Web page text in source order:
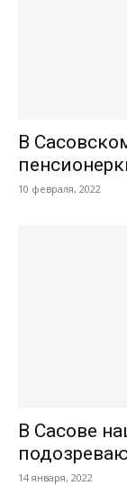
В
10 февраля, 2022
В Сасове
14 января, 2022